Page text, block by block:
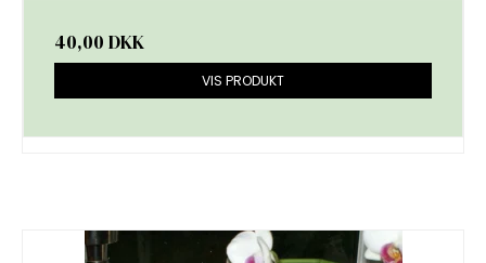
40,00 DKK
VIS PRODUKT